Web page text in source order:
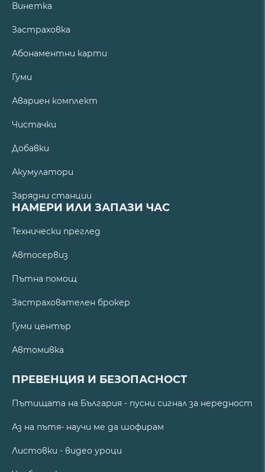
Винетка
Застраховка
Абонаментни карти
Гуми
Авариен комплект
Чистачки
Добавки
Акумулатори
Зарядни станции
НАМЕРИ ИЛИ ЗАПАЗИ ЧАС
Технически преглед
Автосервиз
Пътна помощ
Застрахователен брокер
Гуми център
Автомивка
ПРЕВЕНЦИЯ И БЕЗОПАСНОСТ
Пътищата на България - пусни сигнал за нередност
Аз на пътя- научи ме да шофирам
Листовки - видео уроци